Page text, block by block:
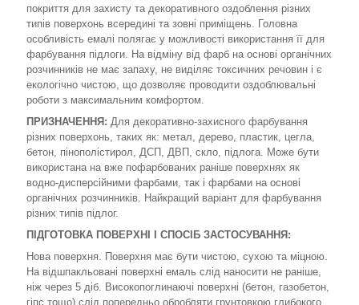
покриття для захисту та декоративного оздоблення різних
типів поверхонь всередині та зовні приміщень. Головна
особливість емалі полягає у можливості використання її для
фарбування підлоги. На відміну від фарб на основі органічних
розчинників не має запаху, не виділяє токсичних речовин і є
екологічно чистою, що дозволяє проводити оздоблювальні
роботи з максимальним комфортом.
ПРИЗНАЧЕННЯ: Для декоративно-захисного фарбування
різних поверхонь, таких як: метал, дерево, пластик, цегла,
бетон, пінополістирол, ДСП, ДВП, скло, підлога. Може бути
використана на вже пофарбованих раніше поверхнях як
водно-дисперсійними фарбами, так і фарбами на основі
органічних розчинників. Найкращий варіант для фарбування
різних типів підлог.
ПІДГОТОВКА ПОВЕРХНІ І СПОСІБ ЗАСТОСУВАННЯ:
Нова поверхня. Поверхня має бути чистою, сухою та міцною.
На відшпакльовані поверхні емаль слід наносити не раніше,
ніж через 5 діб. Високопоглинаючі поверхні (бетон, газобетон,
гіпс тощо) слід попередньо обробляти грунтовкою глибокого